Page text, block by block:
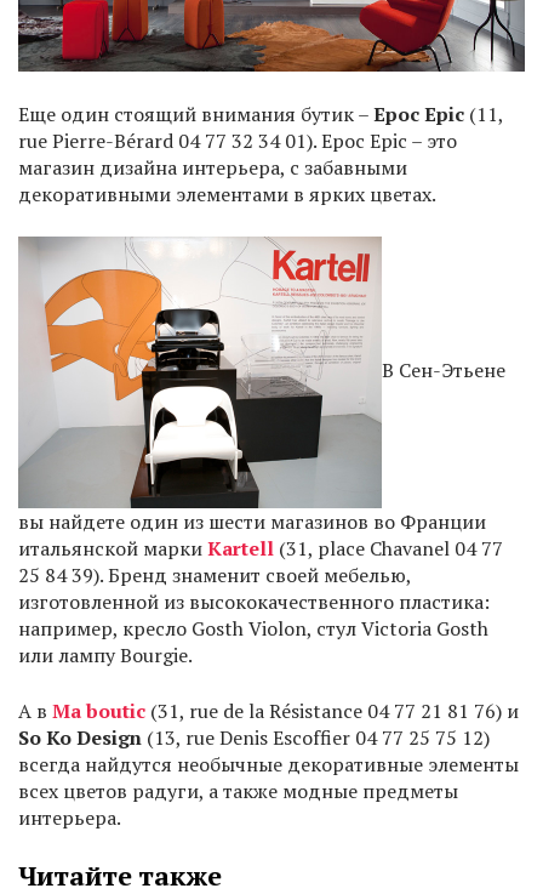
Еще один стоящий внимания бутик –Epoc Epic (11,
rue Pierre-Bérard 04 77 32 34 01). Epoc Epic – это
магазин дизайна интерьера, с забавными
декоративными элементами в ярких цветах.
В Сен-Этьене
вы найдете один из шести магазинов во Франции
итальянской маркиKartell (31, place Chavanel 04 77
25 84 39). Бренд знаменит своей мебелью,
изготовленной из высококачественного пластика:
например, кресло Gosth Violon, стул Victoria Gosth
или лампу Bourgie.
А в Ma boutic (31, rue de la Résistance 04 77 21 81 76) и
So Ko Design (13, rue Denis Escoffier 04 77 25 75 12)
всегда найдутся необычные декоративные элементы
всех цветов радуги, а также модные предметы
интерьера.
Читайте также